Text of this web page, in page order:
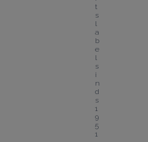
t
s
l
a
b
e
l
s
i
n
d
s
1
9
5
1